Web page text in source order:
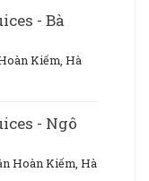
- Bà
Kiếm, Hà
- Ngô
Hoàn Kiếm, Hà